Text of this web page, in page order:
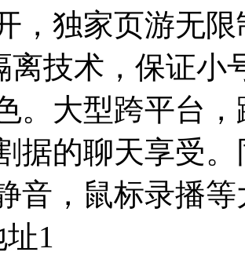
，独家页游无
离技术，保证
。大型跨平台
据的聊天享受
音，鼠标录播
1